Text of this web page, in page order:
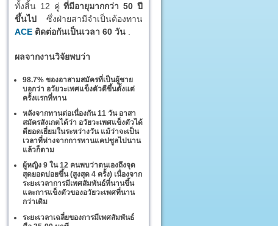
ทั้งสิ้น 12 คู่ที่มีอายุมากกว่า 50 ปี
ขึ้นไป ซึ่งฝ่ายสามีจำเป็นต้องทาน
ACE ติดต่อกันเป็นเวลา 60 วัน
ผลจากงานวิจัยพบว่า
98.7% ของอาสามสมัครที่เป็นผู้ชาย
บอกว่า อวัยวะเพศแข็งตัวดีขึ้นตั้งแต่
ครั้งแรกที่ทาน
หลังจากทานต่อเนื่องกัน 11 วัน อาสา
สมัครสังเกตได้ว่า อวัยวะเพศแข็งตัวได้
ดียอดเยี่ยมในระหว่างวัน แม้ว่าจะเป็น
เวลาที่ห่างจากการทานแคปซูลไปนาน
แล้วก็ตาม
ผู้หญิง 9 ใน 12 คนพบว่าตนเองถึงจุด
สุดยอดบ่อยขึ้น (สูงสุด 4 ครั้ง) เนื่องจาก
ระยะเวลาการมีเพศสัมพันธ์ที่นานขึ้น
และการแข็งตัวของอวัยวะเพศที่นาน
กว่าเดิม
ระยะเวลาเฉลี่ยของการมีเพศสัมพันธ์